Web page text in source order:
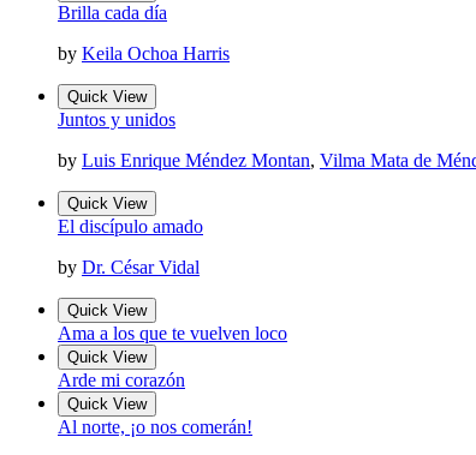
Brilla cada día
by Keila Ochoa Harris
Quick View
Juntos y unidos
by Luis Enrique Méndez Montan, Vilma Mata de
Quick View
El discípulo amado
by Dr. César Vidal
Quick View
Ama a los que te vuelven loco
Quick View
Arde mi corazón
Quick View
Al norte, ¡o nos comerán!